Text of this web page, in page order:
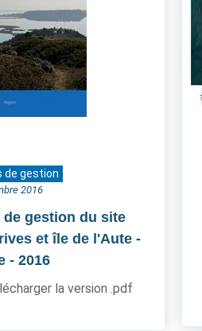
de gestion
2016
de gestion du site
et île de l'Aute -
- 2016
la version .pdf